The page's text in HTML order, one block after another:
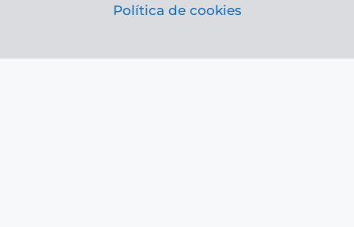
Política de cookies